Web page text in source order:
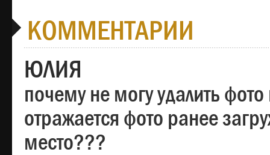
КОММЕНТАРИИ
ЮЛИЯ
почему не могу удалить
отражается фото ранее
место???